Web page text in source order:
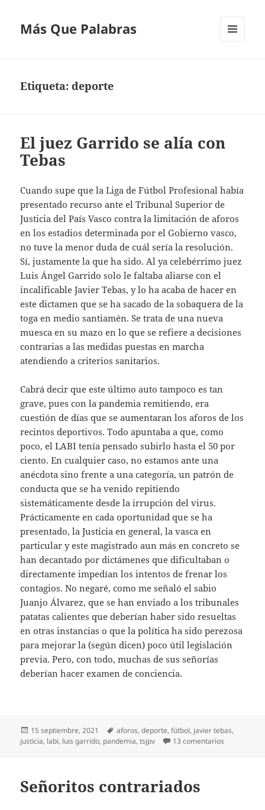
Más Que Palabras
Etiqueta:deporte
El juez Garrido se alía con
Tebas
Cuando supe que la Liga de Fútbol Profesional había
presentado recurso ante el Tribunal Superior de
Justicia del País Vasco contra la limitación de aforos
en los estadios determinada por el Gobierno vasco,
no tuve la menor duda de cuál sería la resolución.
Sí, justamente la que ha sido. Al ya celebérrimo juez
Luis Ángel Garrido solo le faltaba aliarse con el
incalificable Javier Tebas, y lo ha acaba de hacer en
este dictamen que se ha sacado de la sobaquera de la
toga en medio santiamén. Se trata de una nueva
muesca en su mazo en lo que se refiere a decisiones
contrarias a las medidas puestas en marcha
atendiendo a criterios sanitarios.
Cabrá decir que este último auto tampoco es tan
grave, pues con la pandemia remitiendo, era
cuestión de días que se aumentaran los aforos de los
recintos deportivos. Todo apuntaba a que, como
poco, el LABI tenía pensado subirlo hasta el 50 por
ciento. En cualquier caso, no estamos ante una
anécdota sino frente a una categoría, un patrón de
conducta que se ha venido repitiendo
sistemáticamente desde la irrupción del virus.
Prácticamente en cada oportunidad que se ha
presentado, la Justicia en general, la vasca en
particular y este magistrado aun más en concreto se
han decantado por dictámenes que dificultaban o
directamente impedían los intentos de frenar los
contagios. No negaré, como me señaló el sabio
Juanjo Álvarez, que se han enviado a los tribunales
patatas calientes que deberían haber sido resueltas
en otras instancias o que la política ha sido perezosa
para mejorar la (según dicen) poco útil legislación
previa. Pero, con todo, muchas de sus señorías
deberían hacer examen de conciencia.
Publicado
el
15 septiembre, 2021 Etiquetas
aforos,deporte,fútbol, javier tebas,
justicia, labi, luis garrido, pandemia,tsjpv 13 comentarios
Señoritos contrariados